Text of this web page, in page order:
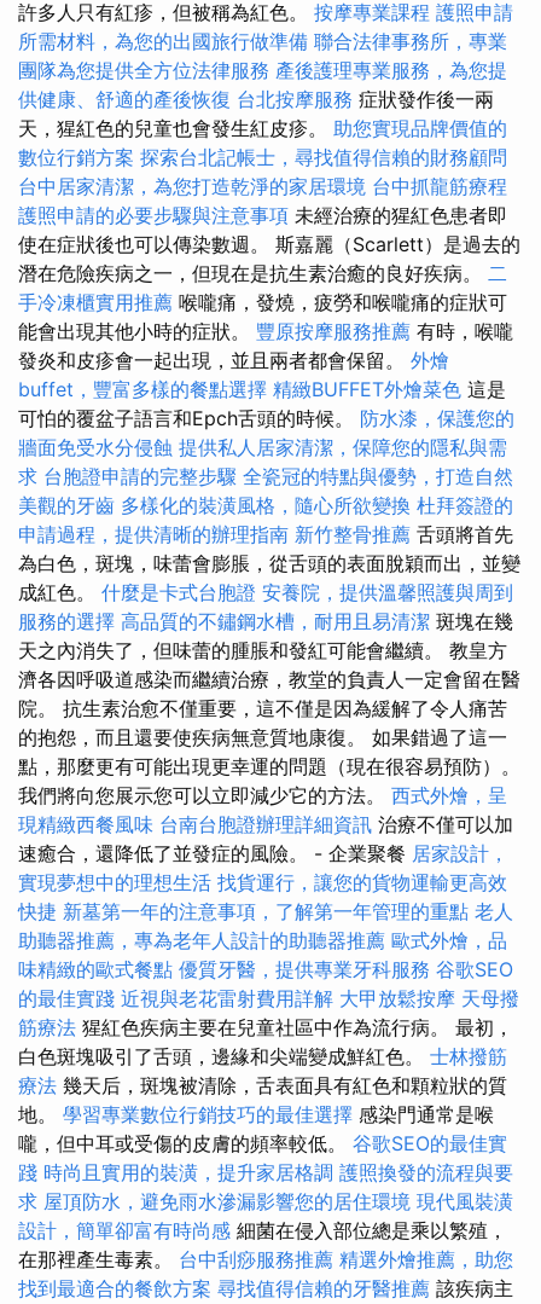
許多人只有紅疹，但被稱為紅色。 按摩專業課程 護照申請
所需材料，為您的出國旅行做準備 聯合法律事務所，專業
團隊為您提供全方位法律服務 產後護理專業服務，為您提
供健康、舒適的產後恢復 台北按摩服務 症狀發作後一兩
天，猩紅色的兒童也會發生紅皮疹。 助您實現品牌價值的
數位行銷方案 探索台北記帳士，尋找值得信賴的財務顧問
台中居家清潔，為您打造乾淨的家居環境 台中抓龍筋療程
護照申請的必要步驟與注意事項 未經治療的猩紅色患者即
使在症狀後也可以傳染數週。 斯嘉麗（Scarlett）是過去的
潛在危險疾病之一，但現在是抗生素治癒的良好疾病。 二
手冷凍櫃實用推薦 喉嚨痛，發燒，疲勞和喉嚨痛的症狀可
能會出現其他小時的症狀。 豐原按摩服務推薦 有時，喉嚨
發炎和皮疹會一起出現，並且兩者都會保留。 外燴
buffet，豐富多樣的餐點選擇 精緻BUFFET外燴菜色 這是
可怕的覆盆子語言和Epch舌頭的時候。 防水漆，保護您的
牆面免受水分侵蝕 提供私人居家清潔，保障您的隱私與需
求 台胞證申請的完整步驟 全瓷冠的特點與優勢，打造自然
美觀的牙齒 多樣化的裝潢風格，隨心所欲變換 杜拜簽證的
申請過程，提供清晰的辦理指南 新竹整骨推薦 舌頭將首先
為白色，斑塊，味蕾會膨脹，從舌頭的表面脫穎而出，並變
成紅色。 什麼是卡式台胞證 安養院，提供溫馨照護與周到
服務的選擇 高品質的不鏽鋼水槽，耐用且易清潔 斑塊在幾
天之內消失了，但味蕾的腫脹和發紅可能會繼續。 教皇方
濟各因呼吸道感染而繼續治療，教堂的負責人一定會留在醫
院。 抗生素治愈不僅重要，這不僅是因為緩解了令人痛苦
的抱怨，而且還要使疾病無意質地康復。 如果錯過了這一
點，那麼更有可能出現更幸運的問題（現在很容易預防）。
我們將向您展示您可以立即減少它的方法。 西式外燴，呈
現精緻西餐風味 台南台胞證辦理詳細資訊 治療不僅可以加
速癒合，還降低了並發症的風險。 - 企業聚餐 居家設計，
實現夢想中的理想生活 找貨運行，讓您的貨物運輸更高效
快捷 新墓第一年的注意事項，了解第一年管理的重點 老人
助聽器推薦，專為老年人設計的助聽器推薦 歐式外燴，品
味精緻的歐式餐點 優質牙醫，提供專業牙科服務 谷歌SEO
的最佳實踐 近視與老花雷射費用詳解 大甲放鬆按摩 天母撥
筋療法 猩紅色疾病主要在兒童社區中作為流行病。 最初，
白色斑塊吸引了舌頭，邊緣和尖端變成鮮紅色。 士林撥筋
療法 幾天后，斑塊被清除，舌表面具有紅色和顆粒狀的質
地。 學習專業數位行銷技巧的最佳選擇 感染門通常是喉
嚨，但中耳或受傷的皮膚的頻率較低。 谷歌SEO的最佳實
踐 時尚且實用的裝潢，提升家居格調 護照換發的流程與要
求 屋頂防水，避免雨水滲漏影響您的居住環境 現代風裝潢
設計，簡單卻富有時尚感 細菌在侵入部位總是乘以繁殖，
在那裡產生毒素。 台中刮痧服務推薦 精選外燴推薦，助您
找到最適合的餐飲方案 尋找值得信賴的牙醫推薦 該疾病主